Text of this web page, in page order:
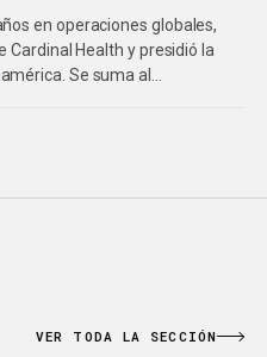
en operaciones globales,
Health y presidió la
Se suma al…
VER TODA LA SECCIÓN